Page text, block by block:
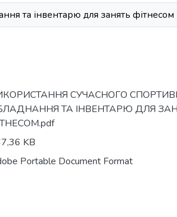
та інвентарю для занять фітнесом
СУЧАСНОГО
ТА ІНВЕНТАРЮ ДЛЯ
KB
Portable Document Format